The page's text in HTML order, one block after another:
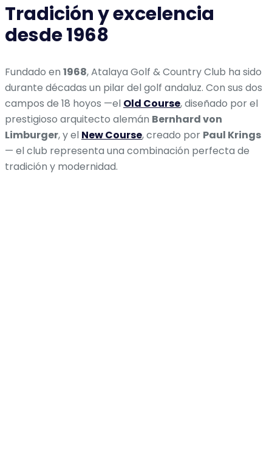
Tradición y excelencia
desde 1968
Fundado en 1968, Atalaya Golf & Country Club ha sido
durante décadas un pilar del golf andaluz. Con sus dos
campos de 18 hoyos —el Old Course, diseñado por el
prestigioso arquitecto alemán Bernhard von
Limburger, y el New Course, creado por Paul Krings
— el club representa una combinación perfecta de
tradición y modernidad.